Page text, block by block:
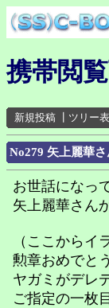
携帯閲
新規投稿 ツリー
No279 矢上麗華
お世話になっ
矢上麗華さん
（ここからイ
勲章おめでと
ヤガミがデレ
ご指定の一枚